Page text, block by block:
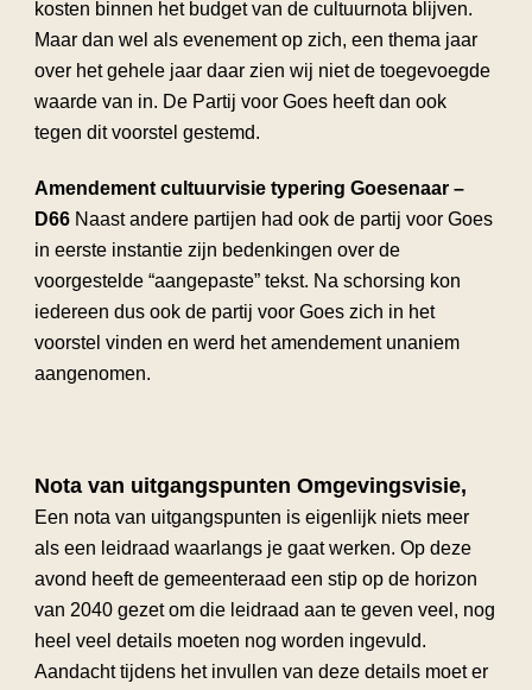
kosten binnen het budget van de cultuurnota blijven.
Maar dan wel als evenement op zich, een thema jaar
over het gehele jaar daar zien wij niet de toegevoegde
waarde van in. De Partij voor Goes heeft dan ook
tegen dit voorstel gestemd.
Amendement cultuurvisie typering Goesenaar –
D66 Naast andere partijen had ook de partij voor Goes
in eerste instantie zijn bedenkingen over de
voorgestelde “aangepaste” tekst. Na schorsing kon
iedereen dus ook de partij voor Goes zich in het
voorstel vinden en werd het amendement unaniem
aangenomen.
Nota van uitgangspunten Omgevingsvisie,
Een nota van uitgangspunten is eigenlijk niets meer
als een leidraad waarlangs je gaat werken. Op deze
avond heeft de gemeenteraad een stip op de horizon
van 2040 gezet om die leidraad aan te geven veel, nog
heel veel details moeten nog worden ingevuld.
Aandacht tijdens het invullen van deze details moet er